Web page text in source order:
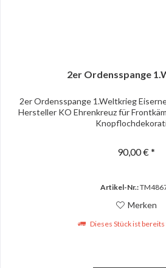
2er Ordensspange
2er Ordensspange 1.Weltkrieg
Hersteller KO Ehrenkreuz für
90,00 € *
Artikel-Nr.:
Merken
Dieses Stück ist